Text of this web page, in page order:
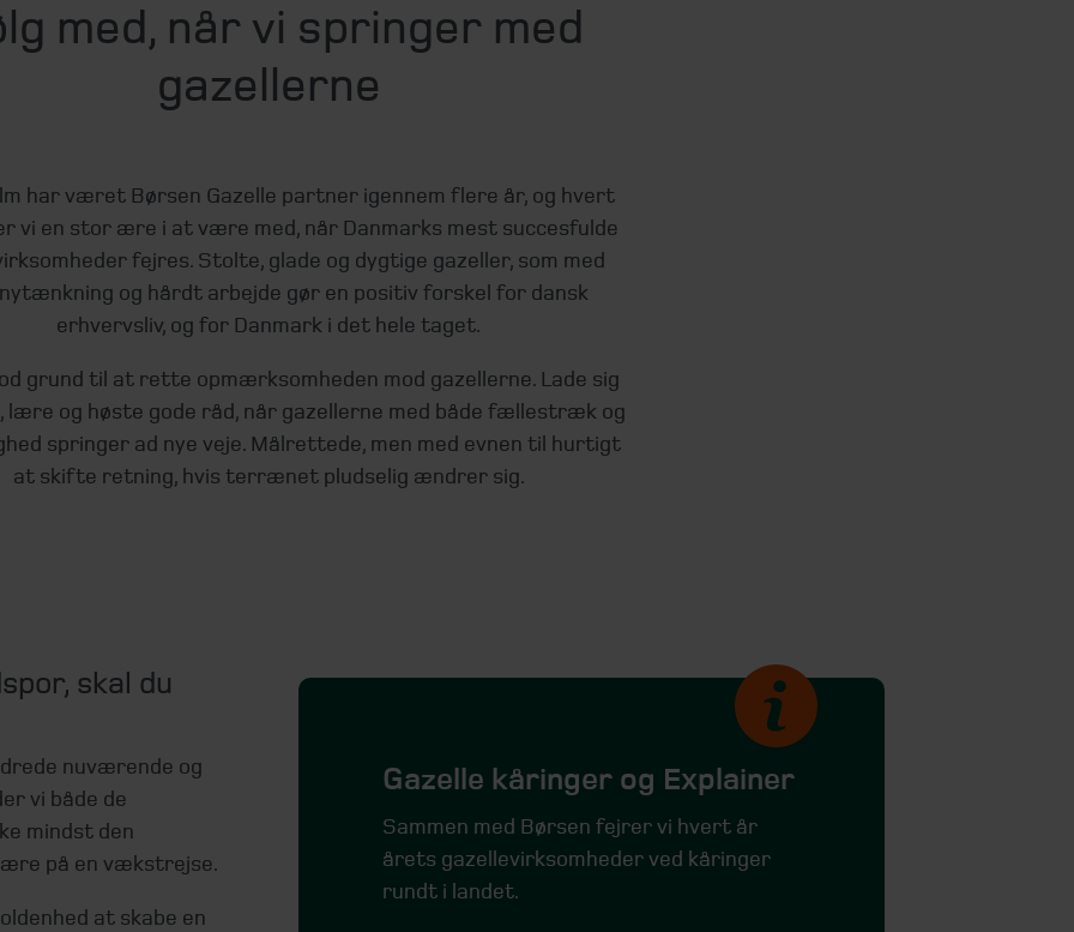
med, når vi springer med
gazellerne
har været Børsen Gazelle partner igennem flere år, og hvert
vi en stor ære i at være med, når Danmarks mest succesfulde
fejres. Stolte, glade og dygtige gazeller, som med
nytænkning og hårdt arbejde gør en positiv forskel for dansk
erhvervsliv, og for Danmark i det hele taget.
grund til at rette opmærksomheden mod gazellerne. Lade sig
lære og høste gode råd, når gazellerne med både fællestræk og
springer ad nye veje. Målrettede, men med evnen til hurtigt
at skifte retning, hvis terrænet pludselig ændrer sig.
skal du
nuværende og
vi både de
mindst den
på en vækstrejse.
at skabe en
Gazelle kåringer og Explainer
Sammen med Børsen fejrer vi hvert år
årets gazellevirksomheder ved kåringer
rundt i landet.